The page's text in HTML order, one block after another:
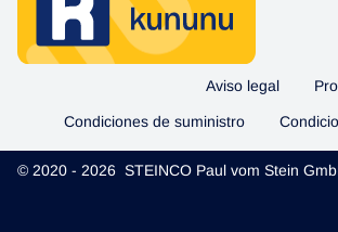
Aviso legal
Condiciones de suministro
© 2020 - 2026 STEINCO Paul vom Stein